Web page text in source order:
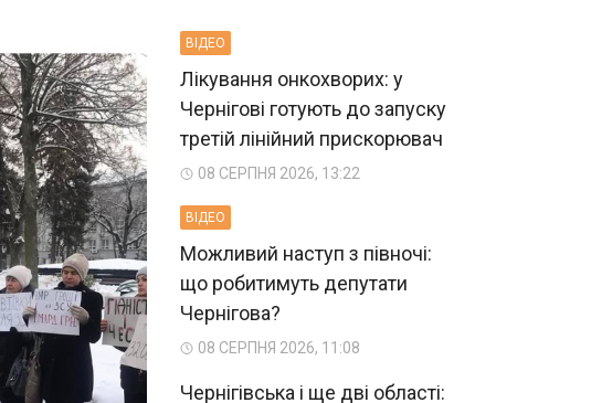
ВIДЕО
Лікування онкохворих: у
Чернігові готують до запуску
третій лінійний прискорювач
08 СЕРПНЯ 2026, 13:22
ВIДЕО
Можливий наступ з півночі:
що робитимуть депутати
Чернігова?
08 СЕРПНЯ 2026, 11:08
Чернігівська і ще дві області: